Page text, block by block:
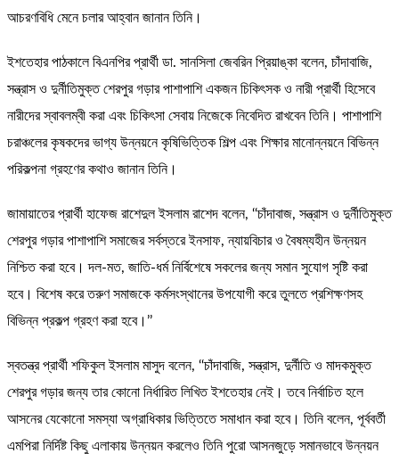
আচরণবিধি মেনে চলার আহ্বান জানান তিনি।
ইশতেহার পাঠকালে বিএনপির প্রার্থী ডা. সানসিলা জেবরিন প্রিয়াঙ্কা বলেন, চাঁদাবাজি,
সন্ত্রাস ও দুর্নীতিমুক্ত শেরপুর গড়ার পাশাপাশি একজন চিকিৎসক ও নারী প্রার্থী হিসেবে
নারীদের স্বাবলম্বী করা এবং চিকিৎসা সেবায় নিজেকে নিবেদিত রাখবেন তিনি। পাশাপাশি
চরাঞ্চলের কৃষকদের ভাগ্য উন্নয়নে কৃষিভিত্তিক শিল্প এবং শিক্ষার মানোন্নয়নে বিভিন্ন
পরিকল্পনা গ্রহণের কথাও জানান তিনি।
জামায়াতের প্রার্থী হাফেজ রাশেদুল ইসলাম রাশেদ বলেন, ‘‘চাঁদাবাজ, সন্ত্রাস ও দুর্নীতিমুক্ত
শেরপুর গড়ার পাশাপাশি সমাজের সর্বস্তরে ইনসাফ, ন্যায়বিচার ও বৈষম্যহীন উন্নয়ন
নিশ্চিত করা হবে। দল-মত, জাতি-ধর্ম নির্বিশেষে সকলের জন্য সমান সুযোগ সৃষ্টি করা
হবে। বিশেষ করে তরুণ সমাজকে কর্মসংস্থানের উপযোগী করে তুলতে প্রশিক্ষণসহ
বিভিন্ন প্রকল্প গ্রহণ করা হবে।’’
স্বতন্ত্র প্রার্থী শফিকুল ইসলাম মাসুদ বলেন, ‘‘চাঁদাবাজি, সন্ত্রাস, দুর্নীতি ও মাদকমুক্ত
শেরপুর গড়ার জন্য তার কোনো নির্ধারিত লিখিত ইশতেহার নেই। তবে নির্বাচিত হলে
আসনের যেকোনো সমস্যা অগ্রাধিকার ভিত্তিতে সমাধান করা হবে। তিনি বলেন, পূর্ববর্তী
এমপিরা নির্দিষ্ট কিছু এলাকায় উন্নয়ন করলেও তিনি পুরো আসনজুড়ে সমানভাবে উন্নয়ন